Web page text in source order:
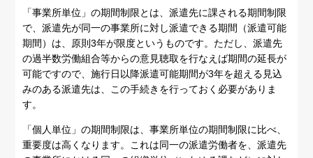
「事業所単位」の期間制限とは、派遣先に課される期間制限
で、派遣先が同一の事業所に対し派遣できる期間（派遣可能
期間）は、原則3年が限度というものです。ただし、派遣先
の過半数労働組合等からの意見聴取を行なえば期間の延長が
可能ですので、施行日以降派遣可能期間が3年を超える見込
みのある派遣先は、この手続きを行っておく必要がありま
す。
「個人単位」の期間制限は、事業所単位の期間制限に比べ、
重要度は高くなります。これは同一の派遣労働者を、派遣先